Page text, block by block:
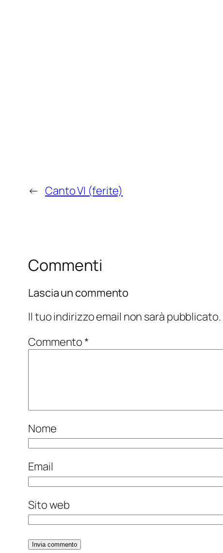
← Canto VI (ferite)
Commenti
Lascia un commento
Il tuo indirizzo email non sarà pubblicato.
Commento*
Nome
Email
Sito web